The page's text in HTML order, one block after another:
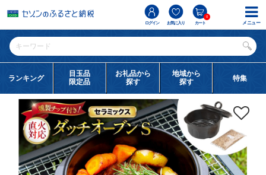
ログイン お気に入り カート
0
ランキング
目玉品
限定品
お礼品から
探す
地域から
探す
特集
メニュー